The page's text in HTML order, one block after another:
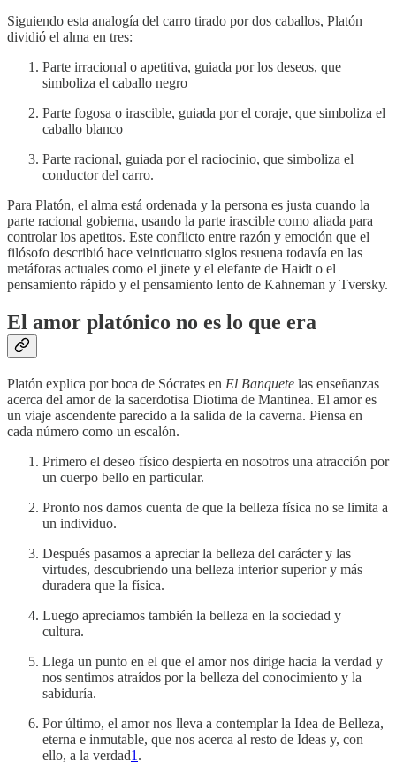
Siguiendo esta analogía del carro tirado por dos caballos, Platón
dividió el alma en tres:
Parte irracional o apetitiva, guiada por los deseos, que
simboliza el caballo negro
Parte fogosa o irascible, guiada por el coraje, que simboliza el
caballo blanco
Parte racional, guiada por el raciocinio, que simboliza el
conductor del carro.
Para Platón, el alma está ordenada y la persona es justa cuando la
parte racional gobierna, usando la parte irascible como aliada para
controlar los apetitos. Este conflicto entre razón y emoción que el
filósofo describió hace veinticuatro siglos resuena todavía en las
metáforas actuales como el jinete y el elefante de Haidt o el
pensamiento rápido y el pensamiento lento de Kahneman y Tversky.
El amor platónico no es lo que era
Platón explica por boca de Sócrates en El Banquete las enseñanzas
acerca del amor de la sacerdotisa Diotima de Mantinea. El amor es
un viaje ascendente parecido a la salida de la caverna. Piensa en
cada número como un escalón.
Primero el deseo físico despierta en nosotros una atracción por
un cuerpo bello en particular.
Pronto nos damos cuenta de que la belleza física no se limita a
un individuo.
Después pasamos a apreciar la belleza del carácter y las
virtudes, descubriendo una belleza interior superior y más
duradera que la física.
Luego apreciamos también la belleza en la sociedad y
cultura.
Llega un punto en el que el amor nos dirige hacia la verdad y
nos sentimos atraídos por la belleza del conocimiento y la
sabiduría.
Por último, el amor nos lleva a contemplar la Idea de Belleza,
eterna e inmutable, que nos acerca al resto de Ideas y, con
ello, a la verdad1 .